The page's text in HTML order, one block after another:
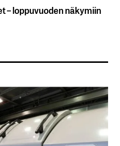
– loppuvuoden näkymiin